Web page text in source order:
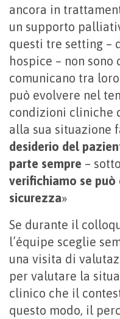
ancora in
un supporto
questi tre setting –
hospice – non
comunicano tra
può evolvere nel
condizioni cliniche
alla sua situazione
desiderio del
parte sempre –
verifichiamo se
sicurezza»
Se durante il
l’équipe sceglie
una visita di
per valutare la
clinico che il
questo modo, il